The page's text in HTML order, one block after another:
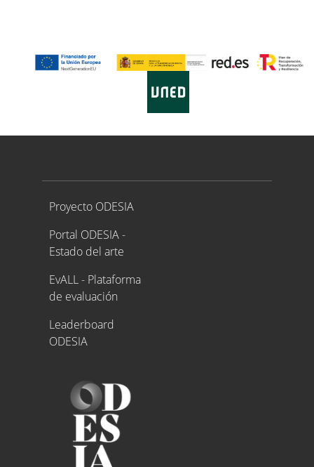
Proyecto ODESIA
Proyecto ODESIA
Portal ODESIA -
Estado del arte
EvALL - Plataforma
de evaluación
Leaderboard
ODESIA